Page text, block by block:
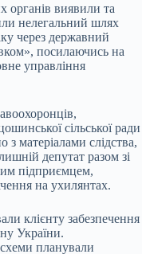
органів виявили та
нелегальний шлях
через державний
посилаючись на
управління
сільської ради
матеріалами слідства,
депутат разом зі
підприємцем,
на ухилянтах.
клієнту забезпечення
України.
планували